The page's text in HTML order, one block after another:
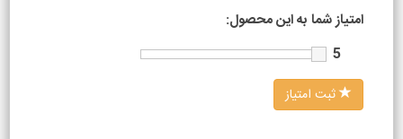
امتیاز شما به این محصول:
5
ثبت امتیاز